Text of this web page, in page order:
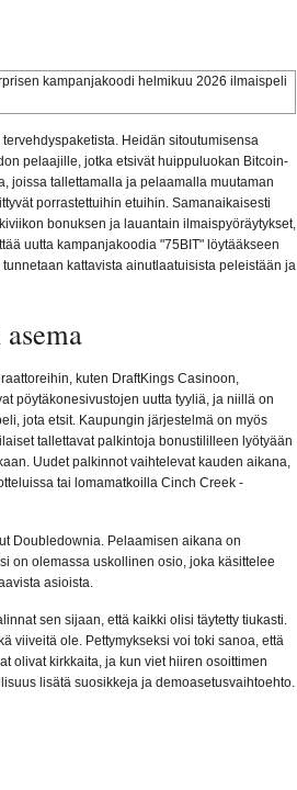
Heidän sitoutumisensa
pelaajille, jotka etsivät huippuluokan Bitcoin-
joissa tallettamalla ja pelaamalla muutaman
porrastettuihin etuihin. Samanaikaisesti
bonuksen ja lauantain ilmaispyöräytykset,
uutta kampanjakoodia "75BIT" löytääkseen
kattavista ainutlaatuisista peleistään ja
kuten DraftKings Casinoon,
pöytäkonesivustojen uutta tyyliä, ja niillä on
jota etsit. Kaupungin järjestelmä on myös
tallettavat palkintoja bonustililleen lyötyään
Uudet palkinnot vaihtelevat kauden aikana,
tai lomamatkoilla Cinch Creek -
Doubledownia. Pelaamisen aikana on
on olemassa uskollinen osio, joka käsittelee
asioista.
sen sijaan, että kaikki olisi täytetty tiukasti.
viiveitä ole. Pettymykseksi voi toki sanoa, että
olivat kirkkaita, ja kun viet hiiren osoittimen
lisätä suosikkeja ja demoasetusvaihtoehto.